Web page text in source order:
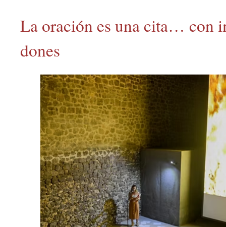
La oración es una cita… con
dones